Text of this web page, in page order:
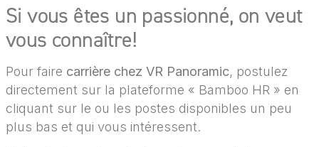
Si vous êtes un passionné, on veut
vous connaître!
Pour faire carrière chez VR Panoramic, postulez
directement sur la plateforme « Bamboo HR » en
cliquant sur le ou les postes disponibles un peu
plus bas et qui vous intéressent.